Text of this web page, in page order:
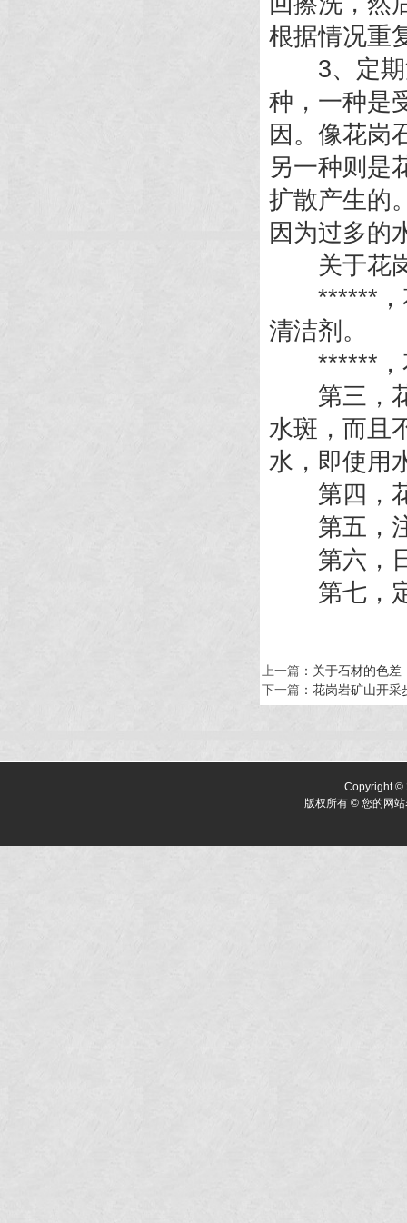
根据情况重
3、定期
种，一种是
因。像花岗
另一种则是
扩散产生的
因为过多的
关于花岗
******，花
清洁剂。
******，花
第三，花
水斑，而且
水，即使用
第四，花
第五，注
第六，日
第七，定
上一篇 ： 关于石材的色差
下一篇 ： 花岗岩矿山开采
Copyright ©
版权所有 © 您的网